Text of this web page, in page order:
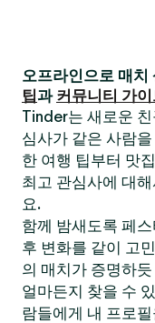
오프라인으로 매치
팁과 커뮤니티 가
Tinder는 새로운
심사가 같은 사람
한 여행 팁부터 맛
최고 관심사에 대
요.
함께 밤새도록 페
후 변화를 같이 고
의 매치가 증명하
얼마든지 찾을 수
람들에게 내 프로